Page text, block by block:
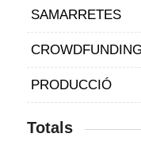
SAMARRETES
CROWDFUNDING
PRODUCCIÓ
Totals